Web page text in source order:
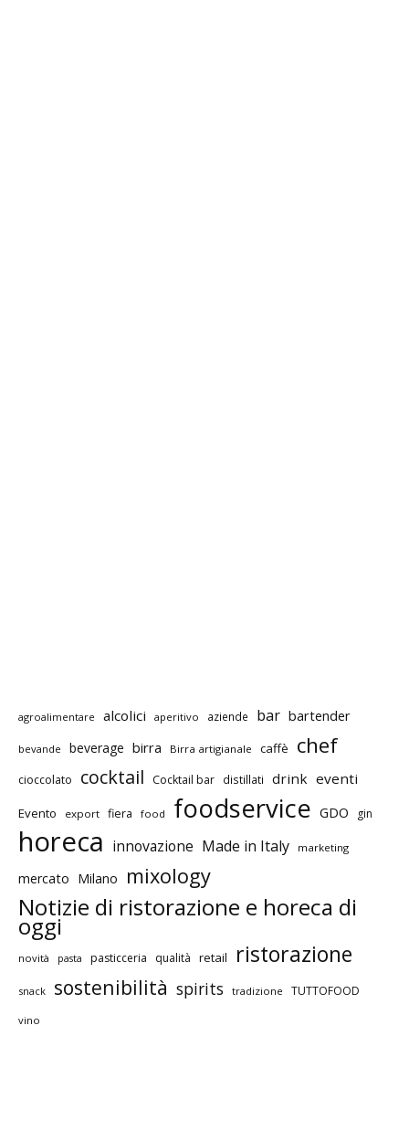
agroalimentare alcolici aperitivo aziende bar bartender
bevande beverage birra Birra artigianale caffè chef
cioccolato cocktail Cocktail bar distillati drink eventi
Evento export fiera food foodservice GDO gin
horeca innovazione Made in Italy marketing
mercato Milano mixology
Notizie di ristorazione e horeca di
oggi
novità pasta pasticceria qualità retail ristorazione
snack sostenibilità spirits tradizione TUTTOFOOD
vino